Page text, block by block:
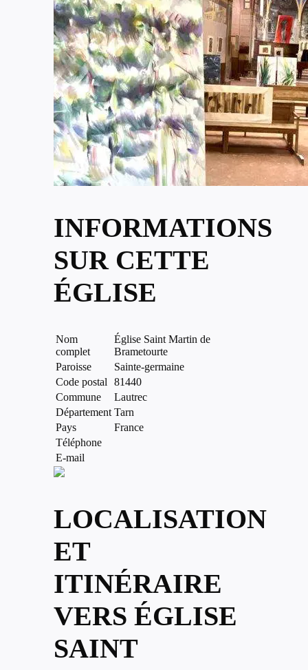
INFORMATIONS
SUR CETTE
ÉGLISE
Nom
complet
Église Saint Martin de
Brametourte
Paroisse
Sainte-germaine
Code postal
81440
Commune
Lautrec
Département Tarn
Pays
France
Téléphone
E-mail
LOCALISATION
ET
ITINÉRAIRE
VERS ÉGLISE
SAINT